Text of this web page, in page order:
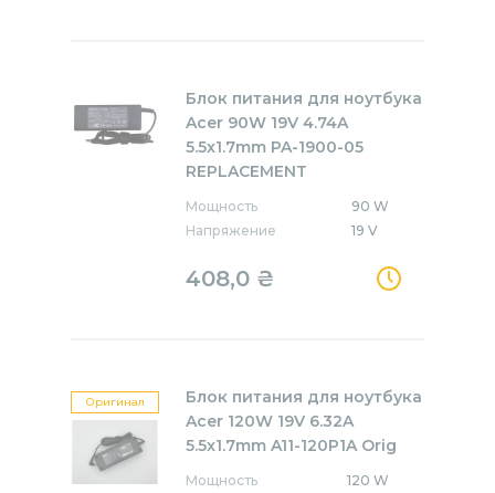
Блок питания для ноутбука
Acer 90W 19V 4.74A
5.5x1.7mm PA-1900-05
REPLACEMENT
Мощность
90 W
Напряжение
19 V
408,0 ₴
Оригинал
Блок питания для ноутбука
Acer 120W 19V 6.32A
5.5x1.7mm A11-120P1A Orig
Мощность
120 W